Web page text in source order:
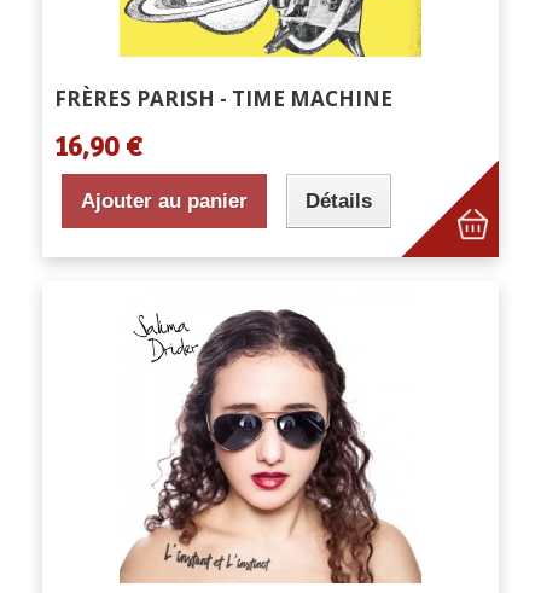
FRÈRES PARISH - TIME MACHINE
16,90 €
Ajouter au panier Détails